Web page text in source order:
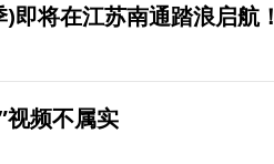
将在江苏南通踏浪启航！
视频不属实